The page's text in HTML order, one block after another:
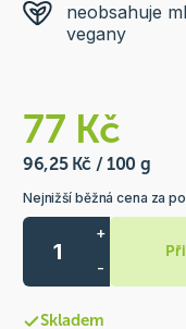
neobsahuje
vegany
77 Kč
96,25 Kč / 100 g
Nejnižší běžná cena za
+
-
Skladem